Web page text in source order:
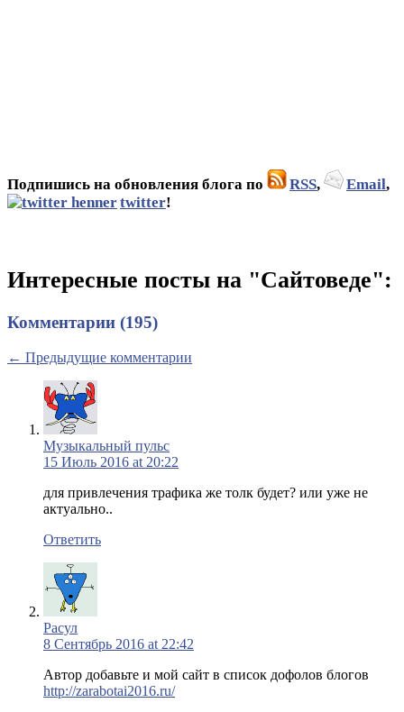
Подпишись на обновления блога по RSS, Email,
twitter!
Интересные посты на "Сайтоведе":
Комментарии (195)
← Предыдущие комментарии
Музыкальный пульс
15 Июль 2016 at 20:22
для привлечения трафика же толк будет? или уже не
актуально..
Ответить
Расул
8 Сентябрь 2016 at 22:42
Автор добавьте и мой сайт в список дофолов блогов
http://zarabotai2016.ru/